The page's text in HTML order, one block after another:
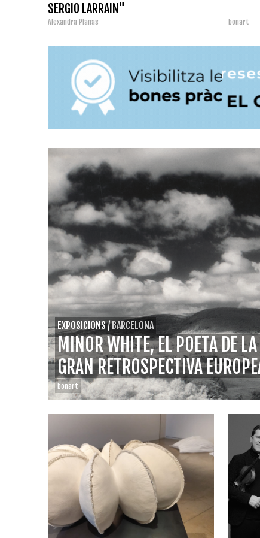
SERGIO LARRAIN"
Alexandra Planas bonart
EXPOSICIONS/BARCELONA
MINOR WHITE, EL POETA DE
GRAN RETROSPECTIVA
bonart